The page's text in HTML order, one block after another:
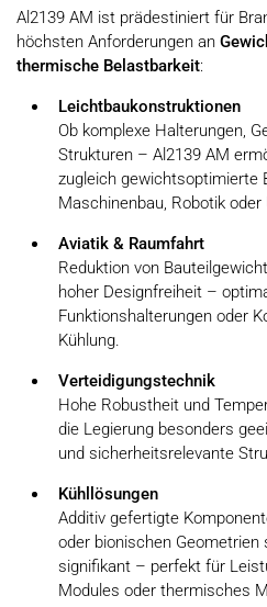
Al2139 AM ist prädestiniert für
höchsten Anforderungen an
thermische Belastbarkeit:
Leichtbaukonstruktionen
Ob komplexe Halterungen,
Strukturen – Al2139 AM
zugleich gewichtsoptimierte
Maschinenbau, Robotik oder
Aviatik & Raumfahrt
Reduktion von
hoher Designfreiheit –
Funktionshalterungen oder
Kühlung.
Verteidigungstechnik
Hohe Robustheit und
die Legierung besonders
und sicherheitsrelevante
Kühllösungen
Additiv gefertigte
oder bionischen
signifikant – perfekt für
Modules oder thermisches